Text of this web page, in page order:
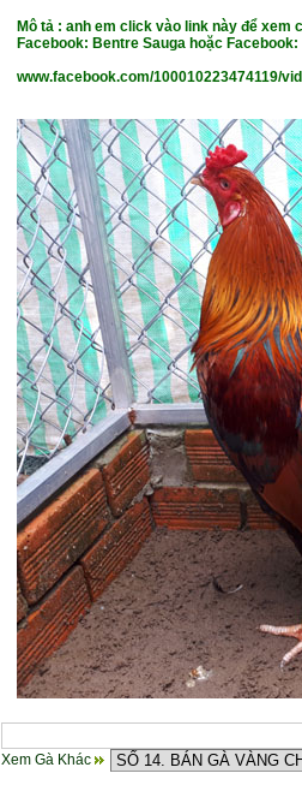
Mô tả : anh em click vào link này để
Facebook: Bentre Sauga hoặc Facebook:
www.facebook.com/100010223474119/
Xem Gà Khác